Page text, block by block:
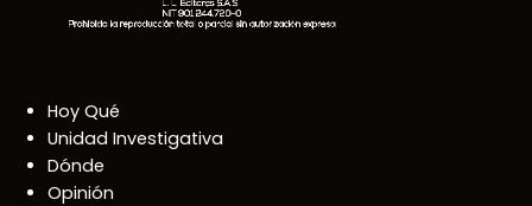
Hoy Qué
Unidad Investigativa
Dónde
Opinión